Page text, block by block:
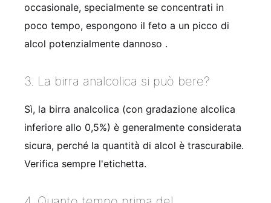
occasionale, specialmente se concentrati in
poco tempo, espongono il feto a un picco di
alcol potenzialmente dannoso .
3. La birra analcolica si può bere?
Sì, la birra analcolica (con gradazione alcolica
inferiore allo 0,5%) è generalmente considerata
sicura, perché la quantità di alcol è trascurabile.
Verifica sempre l'etichetta.